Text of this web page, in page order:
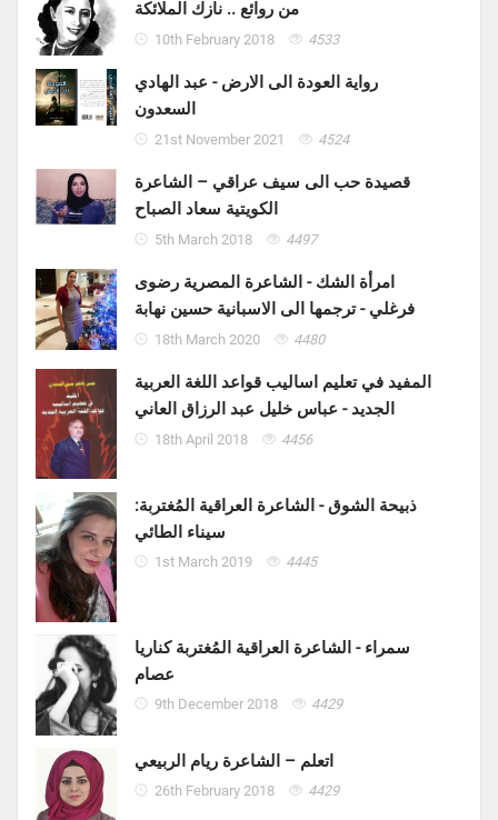
من روائع .. نازك الملائكة
10th February 2018 4533
رواية العودة الى الارض - عبد الهادي
السعدون
21st November 2021 4524
قصيدة حب الى سيف عراقي – الشاعرة
الكويتية سعاد الصباح
5th March 2018 4497
امرأة الشك - الشاعرة المصرية رضوى
فرغلي - ترجمها الى الاسبانية حسين نهابة
18th March 2020 4480
المفيد في تعليم اساليب قواعد اللغة العربية
الجديد - عباس خليل عبد الرزاق العاني
18th April 2018 4456
ذبيحة الشوق - الشاعرة العراقية المُغتربة:
سيناء الطائي
1st March 2019 4445
سمراء - الشاعرة العراقية المُغتربة كناريا
عصام
9th December 2018 4429
اتعلم – الشاعرة ريام الربيعي
26th February 2018 4429